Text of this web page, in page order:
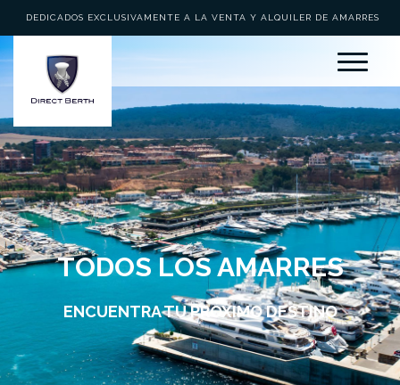
ASESORAMIENTO PERSONALIZADO
TODOS LOS AMARRES
ENCUENTRA TU PRÓXIMO DESTINO